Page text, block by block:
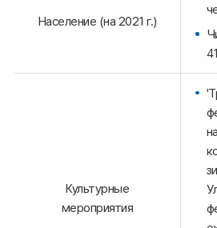
Население (на 2021 г.)
Культурные
мероприятия